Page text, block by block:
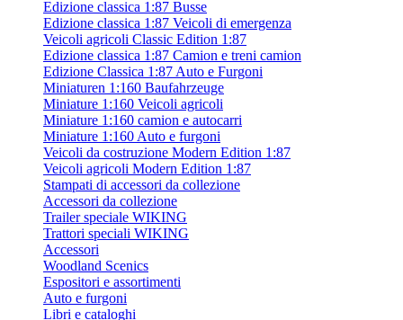
Edizione classica 1:87 Busse
Edizione classica 1:87 Veicoli di emergenza
Veicoli agricoli Classic Edition 1:87
Edizione classica 1:87 Camion e treni camion
Edizione Classica 1:87 Auto e Furgoni
Miniaturen 1:160 Baufahrzeuge
Miniature 1:160 Veicoli agricoli
Miniature 1:160 camion e autocarri
Miniature 1:160 Auto e furgoni
Veicoli da costruzione Modern Edition 1:87
Veicoli agricoli Modern Edition 1:87
Stampati di accessori da collezione
Accessori da collezione
Trailer speciale WIKING
Trattori speciali WIKING
Accessori
Woodland Scenics
Espositori e assortimenti
Auto e furgoni
Libri e cataloghi